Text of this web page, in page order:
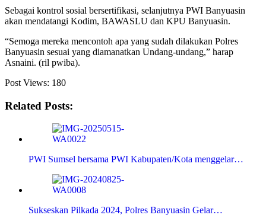
Sebagai kontrol sosial bersertifikasi, selanjutnya PWI Banyuasin
akan mendatangi Kodim, BAWASLU dan KPU Banyuasin.
“Semoga mereka mencontoh apa yang sudah dilakukan Polres
Banyuasin sesuai yang diamanatkan Undang-undang,” harap
Asnaini. (ril pwiba).
Post Views: 180
Related Posts:
PWI Sumsel bersama PWI Kabupaten/Kota menggelar…
Sukseskan Pilkada 2024, Polres Banyuasin Gelar…